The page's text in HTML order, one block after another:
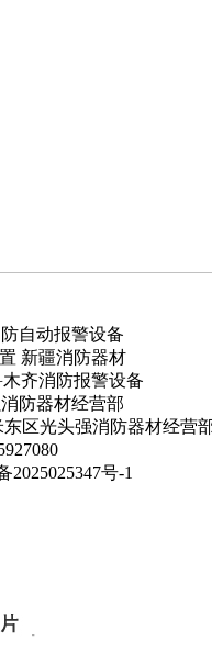
自动报警设备
新疆消防器材
齐消防报警设备
防器材经营部
区光头强消防器材经营
2025025347号-1
号